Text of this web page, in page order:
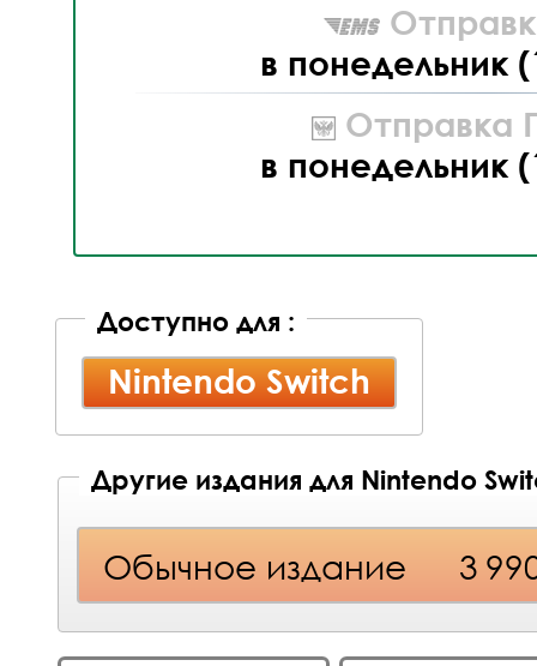
в понедельник
Отправка
в понедельник
Доступно для :
Nintendo Switch
Другие издания для Nintendo
Обычное издание 3